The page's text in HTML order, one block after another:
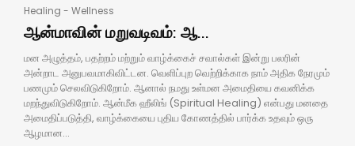
Healing - Wellness
ஆன்மாவின் மறுவடிவம்: ஆ...
மன அழுத்தம், பதற்றம் மற்றும் வாழ்க்கைச் சவால்கள் இன்று பலரின்
அன்றாட அனுபவமாகிவிட்டன. வெளிப்புற வெற்றிக்காக நாம் அதிக நேரமும்
பணமும் செலவிடுகிறோம். ஆனால் நமது உள்மன அமைதியை கவனிக்க
மறந்துவிடுகிறோம். ஆன்மீக ஹீலிங் (Spiritual Healing) என்பது மனதை
அமைதிப்படுத்தி, வாழ்க்கையை புதிய கோணத்தில் பார்க்க உதவும் ஒரு
ஆழமான...